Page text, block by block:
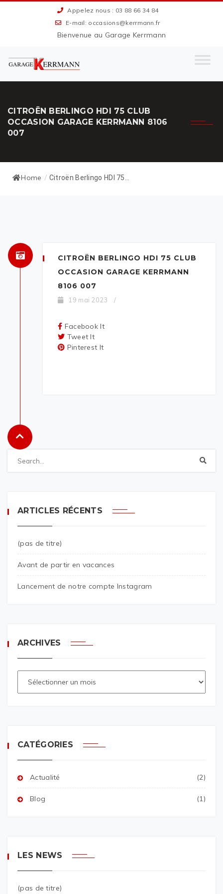
Appelez nous : 03 88 66 34 84
E-mail: occasions@kerrmann.fr
Bienvenue au Garage Kerrmann
CITROËN BERLINGO HDI 75 CLUB
OCCASION GARAGE KERRMANN 8106
007
Home / Citroën Berlingo HDI 75...
CITROËN BERLINGO HDI 75 CLUB
OCCASION GARAGE KERRMANN
8106 007
19 mai 2023 /
Facebook It
Tweet It
Pinterest It
ARTICLES RÉCENTS
(pas de titre)
Avant de partir en vacances
Lancement de notre compte Instagram
ARCHIVES
CATÉGORIES
Actualité (2)
Blog (1)
LES NEWS
(pas de titre)